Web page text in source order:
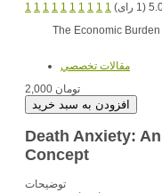
1 1 1 1 1 1 1 1 1 1
The Economic
مقالات تخصصي
2,000 تومان
Death Anxiety:
Concept
توضیحات